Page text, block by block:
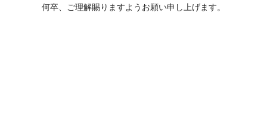
何卒、ご理解賜りますようお願い申し上げます。